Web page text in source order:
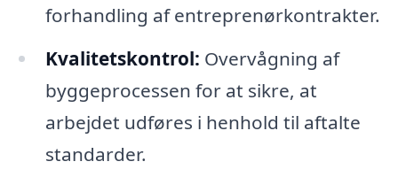
forhandling af entreprenørkontrakter.
Kvalitetskontrol: Overvågning af
byggeprocessen for at sikre, at
arbejdet udføres i henhold til aftalte
standarder.